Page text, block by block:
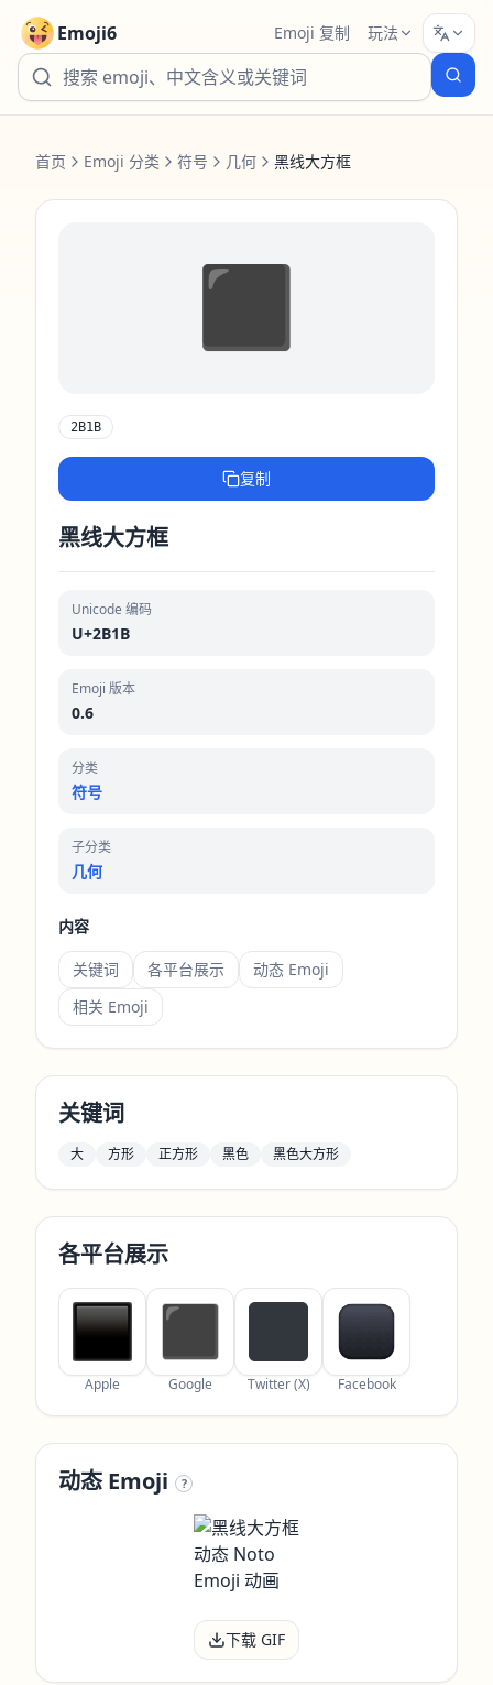
Emoji6 Emoji 复制 玩法
首页 Emoji 分类 符号 几何 黑线大方框
⬛️
2B1B
复制
黑线大方框
Unicode 编码
U+2B1B
Emoji 版本
0.6
分类
符号
子分类
几何
内容
关键词 各平台展示
动态 Emoji
相关 Emoji
关键词
大 方形 正方形 黑色 黑色大方形
各平台展示
Apple Google Twitter (X) Facebook
动态 Emoji ?
下载 GIF